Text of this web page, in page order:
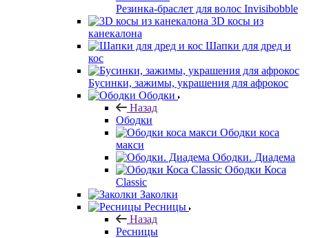
Резинка-браслет для волос Invisibobble
3D косы из
канекалона
Шапки для дред и
кос
Бусинки, зажимы, украшения для афрокос
Ободки
Назад
Ободки
Ободки коса
макси
Ободки. Диадема
Ободки Коса
Classic
Заколки
Ресницы
Назад
Ресницы